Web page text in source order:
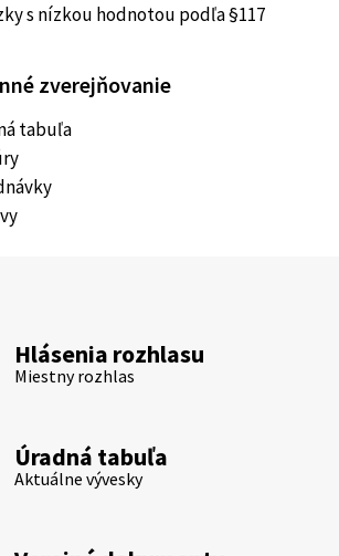
s nízkou hodnotou podľa §117
zverejňovanie
tabuľa
Hlásenia rozhlasu
Miestny rozhlas
Úradná tabuľa
Aktuálne vývesky